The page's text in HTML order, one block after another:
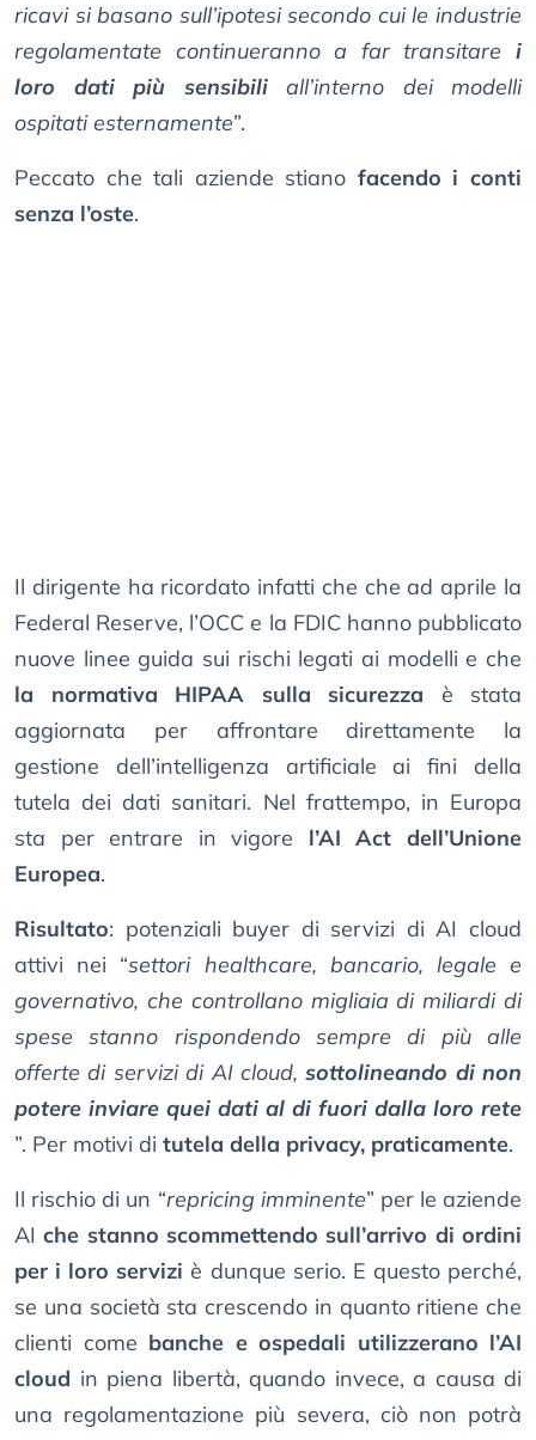
ricavi si basano sull’ipotesi secondo cui le industrie
regolamentate continueranno a far transitare i
loro dati più sensibiliall’interno dei modelli
ospitati esternamente”.
Peccato che tali aziende stiano facendo i conti
senza l’oste.
Il dirigente ha ricordato infatti che che ad aprile la
Federal Reserve, l’OCC e la FDIC hanno pubblicato
nuove linee guida sui rischi legati ai modelli e che
la normativa HIPAA sulla sicurezza è stata
aggiornata per affrontare direttamente la
gestione dell’intelligenza artificiale ai fini della
tutela dei dati sanitari. Nel frattempo, in Europa
sta per entrare in vigore l’AI Act dell’Unione
Europea.
Risultato: potenziali buyer di servizi di AI cloud
attivi nei “settori healthcare, bancario, legale e
governativo, che controllano migliaia di miliardi di
spese stanno rispondendo sempre di più alle
offerte di servizi di AI cloud,sottolineando di non
potere inviare quei dati al di fuori dalla loro rete
”. Per motivi di tutela della privacy, praticamente.
Il rischio di un “repricing imminente” per le aziende
AIche stanno scommettendo sull’arrivo di ordini
per i loro servizi è dunque serio. E questo perché,
se una società sta crescendo in quanto ritiene che
clienti come banche e ospedali utilizzerano l’AI
cloud in piena libertà, quando invece, a causa di
una regolamentazione più severa, ciò non potrà